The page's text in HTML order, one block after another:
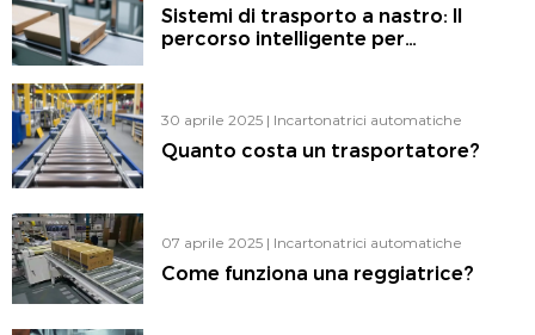
Sistemi di trasporto a nastro: Il
percorso intelligente per
30 aprile 2025 | Incartonatrici automatiche
Quanto costa un trasportatore?
07 aprile 2025 | Incartonatrici automatiche
Come funziona una reggiatrice?